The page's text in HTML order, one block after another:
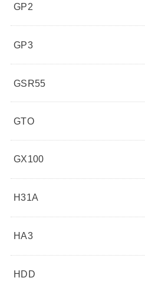
GP2
GP3
GSR55
GTO
GX100
H31A
HA3
HDD